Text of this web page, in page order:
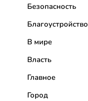
Безопасность
Благоустройство
В мире
Власть
Главное
Город